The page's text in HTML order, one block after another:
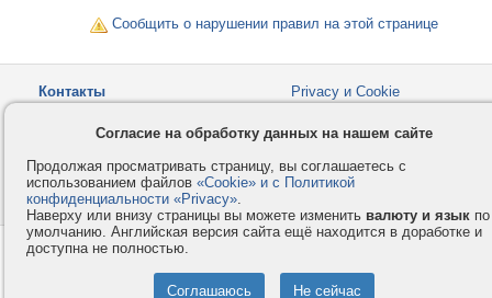
Сообщить о нарушении правил на этой странице
Контакты
Privacy и Cookie
Как оплатить
Форумы
© 2008-2026VMESTE.EU
Согласие на обработку данных на нашем сайте
Продолжая просматривать страницу, вы соглашаетесь с
использованием файлов «Cookie» и с Политикой
конфиденциальности «Privacy».
Наверху или внизу страницы вы можете изменить валюту и язык по
умолчанию. Английская версия сайта ещё находится в доработке и
доступна не полностью.